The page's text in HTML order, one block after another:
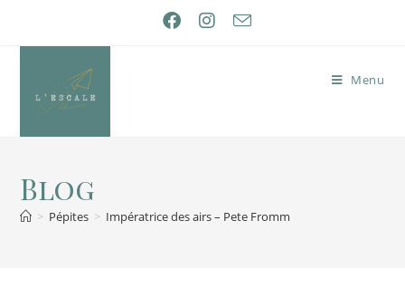
Menu
Blog
> Pépites > Impératrice des airs – Pete Fromm